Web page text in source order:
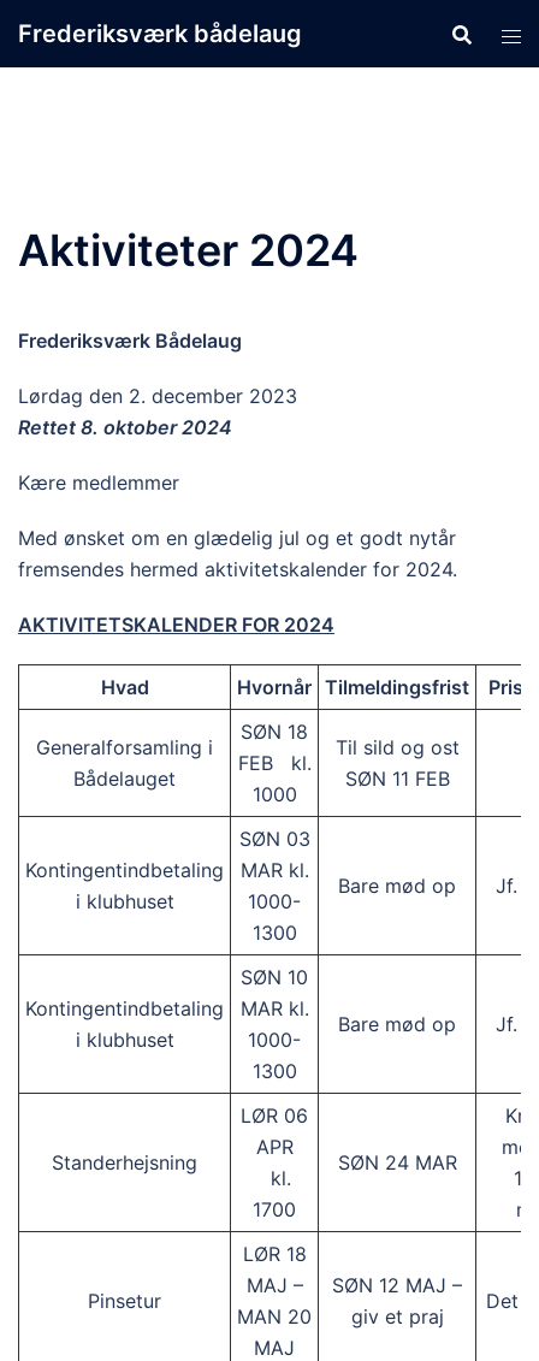
Frederiksværk bådelaug
Aktiviteter 2024
Frederiksværk Bådelaug
Lørdag den 2. december 2023
Rettet 8. oktober 2024
Kære medlemmer
Med ønsket om en glædelig jul og et godt nytår
fremsendes hermed aktivitetskalender for 2024.
AKTIVITETSKALENDER FOR 2024
Hvad Hvornår Tilmeldingsfrist Pris
Generalforsamling i
Bådelauget
SØN 18
FEB kl.
1000
Til sild og ost
SØN 11 FEB
Kontingentindbetaling
i klubhuset
SØN 03
MAR kl.
1000-
1300
Bare mød op Jf.
Kontingentindbetaling
i klubhuset
SØN 10
MAR kl.
1000-
1300
Bare mød op Jf.
Standerhejsning
LØR 06
APR
kl.
1700
SØN 24 MAR
Kr.
Pinsetur
LØR 18
MAJ –
MAN 20
MAJ
SØN 12 MAJ –
giv et praj
Det